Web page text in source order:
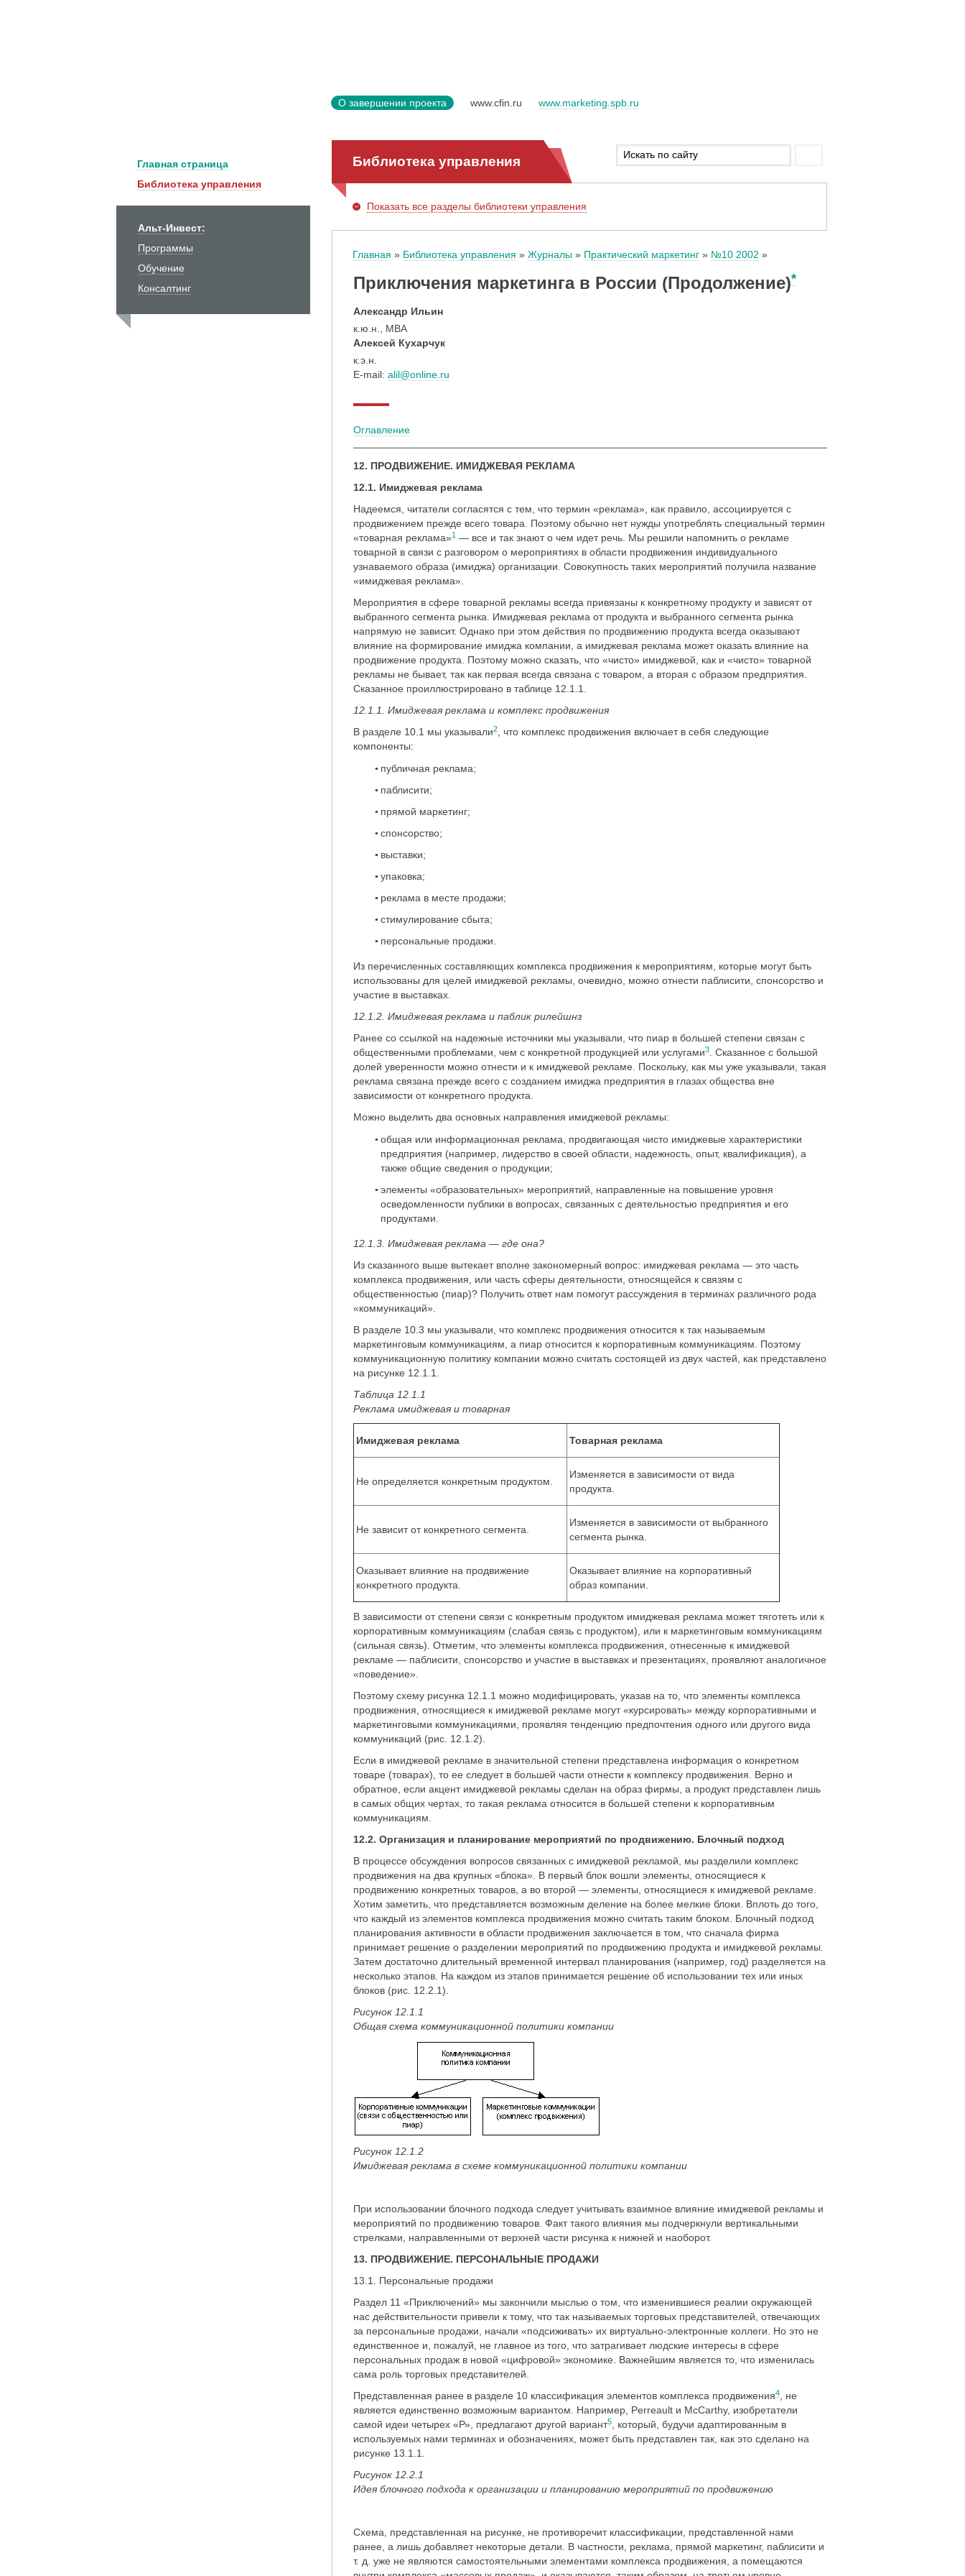
О завершении проекта www.cfin.ru www.marketing.spb.ru
Главная страница
Библиотека управления
Альт-Инвест:
Программы
Обучение
Консалтинг
Библиотека управления
Показать все разделы библиотеки управления
Главная Библиотека управления Журналы Практический маркетинг №10 2002
Приключения маркетинга в России (Продолжение)*
Александр Ильин
к.ю.н., МВА
Алексей Кухарчук
к.э.н.
Е-mail: alil@online.ru
Оглавление
12. ПРОДВИЖЕНИЕ. ИМИДЖЕВАЯ РЕКЛАМА
12.1. Имиджевая реклама
Надеемся, читатели согласятся с тем, что термин «реклама», как правило, ассоциируется с
продвижением прежде всего товара. Поэтому обычно нет нужды употреблять специальный термин
«товарная реклама»1 — все и так знают о чем идет речь. Мы решили напомнить о рекламе
товарной в связи с разговором о мероприятиях в области продвижения индивидуального
узнаваемого образа (имиджа) организации. Совокупность таких мероприятий получила название
«имиджевая реклама».
Мероприятия в сфере товарной рекламы всегда привязаны к конкретному продукту и зависят от
выбранного сегмента рынка. Имиджевая реклама от продукта и выбранного сегмента рынка
напрямую не зависит. Однако при этом действия по продвижению продукта всегда оказывают
влияние на формирование имиджа компании, а имиджевая реклама может оказать влияние на
продвижение продукта. Поэтому можно сказать, что «чисто» имиджевой, как и «чисто» товарной
рекламы не бывает, так как первая всегда связана с товаром, а вторая с образом предприятия.
Сказанное проиллюстрировано в таблице 12.1.1.
12.1.1. Имиджевая реклама и комплекс продвижения
В разделе 10.1 мы указывали2
, что комплекс продвижения включает в себя следующие
компоненты:
публичная реклама;
паблисити;
прямой маркетинг;
спонсорство;
выставки;
упаковка;
реклама в месте продажи;
стимулирование сбыта;
персональные продажи.
Из перечисленных составляющих комплекса продвижения к мероприятиям, которые могут быть
использованы для целей имиджевой рекламы, очевидно, можно отнести паблисити, спонсорство и
участие в выставках.
12.1.2. Имиджевая реклама и паблик рилейшнз
Ранее со ссылкой на надежные источники мы указывали, что пиар в большей степени связан с
общественными проблемами, чем с конкретной продукцией или услугами3
. Сказанное с большой
долей уверенности можно отнести и к имиджевой рекламе. Поскольку, как мы уже указывали, такая
реклама связана прежде всего с созданием имиджа предприятия в глазах общества вне
зависимости от конкретного продукта.
Можно выделить два основных направления имиджевой рекламы:
общая или информационная реклама, продвигающая чисто имиджевые характеристики
предприятия (например, лидерство в своей области, надежность, опыт, квалификация), а
также общие сведения о продукции;
элементы «образовательных» мероприятий, направленные на повышение уровня
осведомленности публики в вопросах, связанных с деятельностью предприятия и его
продуктами.
12.1.3. Имиджевая реклама — где она?
Из сказанного выше вытекает вполне закономерный вопрос: имиджевая реклама — это часть
комплекса продвижения, или часть сферы деятельности, относящейся к связям с
общественностью (пиар)? Получить ответ нам помогут рассуждения в терминах различного рода
«коммуникаций».
В разделе 10.3 мы указывали, что комплекс продвижения относится к так называемым
маркетинговым коммуникациям, а пиар относится к корпоративным коммуникациям. Поэтому
коммуникационную политику компании можно считать состоящей из двух частей, как представлено
на рисунке 12.1.1.
Таблица 12.1.1
Реклама имиджевая и товарная
Имиджевая реклама Товарная реклама
Не определяется конкретным продуктом.
Изменяется в зависимости от вида
продукта.
Не зависит от конкретного сегмента.
Изменяется в зависимости от выбранного
сегмента рынка.
Оказывает влияние на продвижение
конкретного продукта.
Оказывает влияние на корпоративный
образ компании.
В зависимости от степени связи с конкретным продуктом имиджевая реклама может тяготеть или к
корпоративным коммуникациям (слабая связь с продуктом), или к маркетинговым коммуникациям
(сильная связь). Отметим, что элементы комплекса продвижения, отнесенные к имиджевой
рекламе — паблисити, спонсорство и участие в выставках и презентациях, проявляют аналогичное
«поведение».
Поэтому схему рисунка 12.1.1 можно модифицировать, указав на то, что элементы комплекса
продвижения, относящиеся к имиджевой рекламе могут «курсировать» между корпоративными и
маркетинговыми коммуникациями, проявляя тенденцию предпочтения одного или другого вида
коммуникаций (рис. 12.1.2).
Если в имиджевой рекламе в значительной степени представлена информация о конкретном
товаре (товарах), то ее следует в большей части отнести к комплексу продвижения. Верно и
обратное, если акцент имиджевой рекламы сделан на образ фирмы, а продукт представлен лишь
в самых общих чертах, то такая реклама относится в большей степени к корпоративным
коммуникациям.
12.2. Организация и планирование мероприятий по продвижению. Блочный подход
В процессе обсуждения вопросов связанных с имиджевой рекламой, мы разделили комплекс
продвижения на два крупных «блока». В первый блок вошли элементы, относящиеся к
продвижению конкретных товаров, а во второй — элементы, относящиеся к имиджевой рекламе.
Хотим заметить, что представляется возможным деление на более мелкие блоки. Вплоть до того,
что каждый из элементов комплекса продвижения можно считать таким блоком. Блочный подход
планирования активности в области продвижения заключается в том, что сначала фирма
принимает решение о разделении мероприятий по продвижению продукта и имиджевой рекламы.
Затем достаточно длительный временной интервал планирования (например, год) разделяется на
несколько этапов. На каждом из этапов принимается решение об использовании тех или иных
блоков (рис. 12.2.1).
Рисунок 12.1.1
Общая схема коммуникационной политики компании
Рисунок 12.1.2
Имиджевая реклама в схеме коммуникационной политики компании
При использовании блочного подхода следует учитывать взаимное влияние имиджевой рекламы и
мероприятий по продвижению товаров. Факт такого влияния мы подчеркнули вертикальными
стрелками, направленными от верхней части рисунка к нижней и наоборот.
13. ПРОДВИЖЕНИЕ. ПЕРСОНАЛЬНЫЕ ПРОДАЖИ
13.1. Персональные продажи
Раздел 11 «Приключений» мы закончили мыслью о том, что изменившиеся реалии окружающей
нас действительности привели к тому, что так называемых торговых представителей, отвечающих
за персональные продажи, начали «подсиживать» их виртуально-электронные коллеги. Но это не
единственное и, пожалуй, не главное из того, что затрагивает людские интересы в сфере
персональных продаж в новой «цифровой» экономике. Важнейшим является то, что изменилась
сама роль торговых представителей.
Представленная ранее в разделе 10 классификация элементов комплекса продвижения4
, не
является единственно возможным вариантом. Например, Perreault и McCarthy, изобретатели
самой идеи четырех «Р», предлагают другой вариант5
, который, будучи адаптированным в
используемых нами терминах и обозначениях, может быть представлен так, как это сделано на
рисунке 13.1.1.
Рисунок 12.2.1
Идея блочного подхода к организации и планированию мероприятий по продвижению
Схема, представленная на рисунке, не противоречит классификации, представленной нами
ранее, а лишь добавляет некоторые детали. В частности, реклама, прямой маркетинг, паблисити и
т. д. уже не являются самостоятельными элементами комплекса продвижения, а помещаются